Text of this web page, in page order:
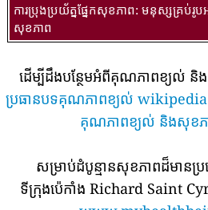
ការប្រុងប្រយ័ត្នផ្នែកសុខភាព: មនុស្សគ្រប់រូ
សុខភាព
ដើម្បីដឹងបន្ថែមអំពីគុណភាពខ្យល់
ប្រធានបទគុណភាពខ្យល់ wikipedia
គុណភាពខ្យល់ និងសុខភ
សម្រាប់ដំបូន្មានសុខភាពដ៏មានប្
ទីក្រុងប៉េកាំង Richard Saint